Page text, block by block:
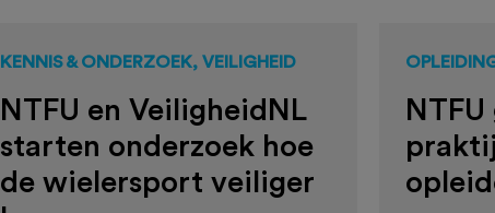
KENNIS & ONDERZOEK, VEILIGHEID
NTFU en VeiligheidNL
starten onderzoek hoe
de wielersport veiliger